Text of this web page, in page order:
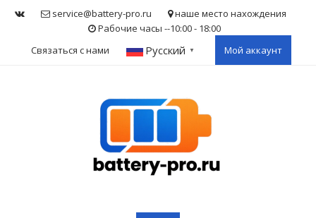
service@battery-pro.ru
наше место нахождения
Рабочие часы --10:00 - 18:00
Связаться с нами
Русский ▼ Мой аккаунт